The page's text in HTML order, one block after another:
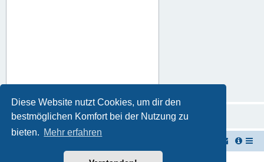
Diese Website nutzt Cookies, um dir den
bestmöglichen Komfort bei der Nutzung zu
bieten. Mehr erfahren